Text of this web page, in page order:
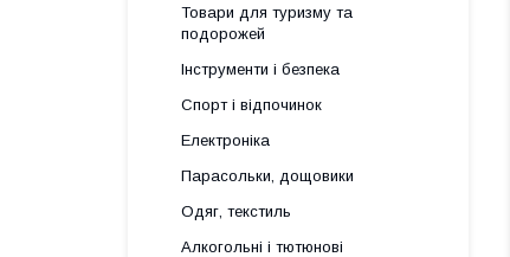
Товари для туризму та
подорожей
Інструменти і безпека
Спорт і відпочинок
Електроніка
Парасольки, дощовики
Одяг, текстиль
Алкогольні і тютюнові